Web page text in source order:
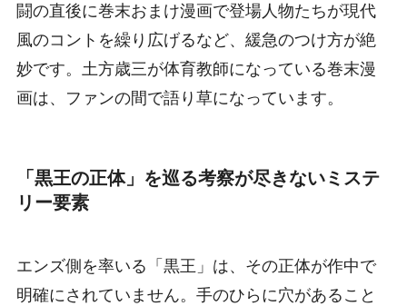
闘の直後に巻末おまけ漫画で登場人物たちが現代
風のコントを繰り広げるなど、緩急のつけ方が絶
妙です。土方歳三が体育教師になっている巻末漫
画は、ファンの間で語り草になっています。
「黒王の正体」を巡る考察が尽きないミステ
リー要素
エンズ側を率いる「黒王」は、その正体が作中で
明確にされていません。手のひらに穴があること